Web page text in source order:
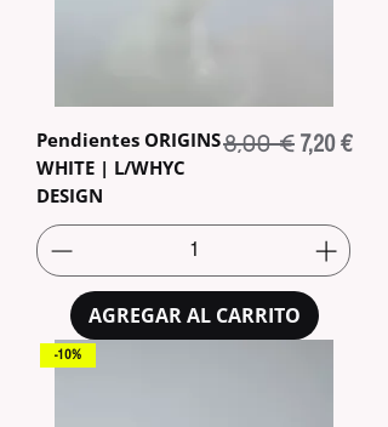
Pendientes ORIGINS
WHITE | L/WHYC
DESIGN
Precio
8,00 € Precio de
7,20 €
AGREGAR AL CARRITO
-10%